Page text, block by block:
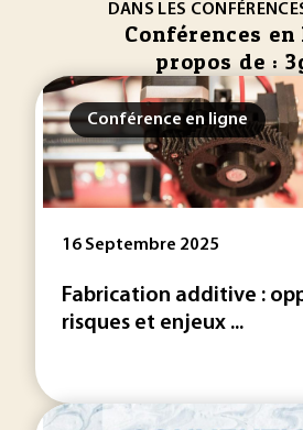
DANS LES
Conférences en
propos de :
Conférence en ligne
16 Septembre 2025
Fabrication additive :
risques et enjeux ...